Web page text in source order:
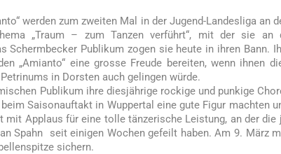
werden zum zweiten Mal in der Jugend-Landesliga an
„Traum – zum Tanzen verführt“, mit der sie
Schermbecker Publikum zogen sie heute in ihren Bann.
„Amianto“ eine grosse Freude bereiten, wenn ihnen
in Dorsten auch gelingen würde.
Publikum ihre diesjährige rockige und punkige
Saisonauftakt in Wuppertal eine gute Figur machten
mit Applaus für eine tolle tänzerische Leistung, an der die
Spahn seit einigen Wochen gefeilt haben. Am 9. März
sichern.